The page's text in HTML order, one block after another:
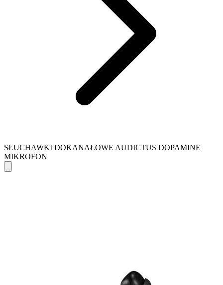
SŁUCHAWKI DOKANAŁOWE AUDICTUS DOPAMINE
MIKROFON